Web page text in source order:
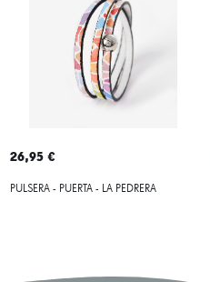
26,95 €
PULSERA - PUERTA - LA PEDRERA